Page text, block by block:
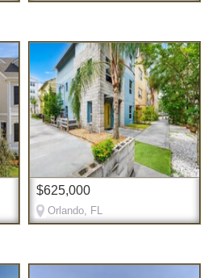
$625,000
Orlando, FL